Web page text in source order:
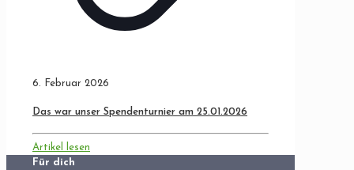
6. Februar 2026
Das war unser Spendenturnier am 25.01.2026
Artikel lesen
Für dich